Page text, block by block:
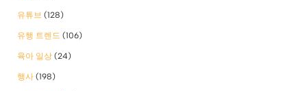
유튜브 (128)
유행 트렌드 (106)
육아 일상 (24)
행사 (198)